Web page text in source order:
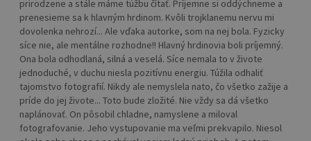
prirodzene a stále máme túžbu čítať. Príjemne si oddýchneme a
prenesieme sa k hlavným hrdinom. Kvôli trojklanemu nervu mi
dovolenka nehrozí... Ale vďaka autorke, som na nej bola. Fyzicky
síce nie, ale mentálne rozhodne!! Hlavný hrdinovia boli príjemný.
Ona bola odhodlaná, silná a veselá. Síce nemala to v živote
jednoduché, v duchu niesla pozitívnu energiu. Túžila odhaliť
tajomstvo fotografií. Nikdy ale nemyslela nato, čo všetko zažije a
príde do jej živote... Toto bude zložité. Nie vždy sa dá všetko
naplánovať. On pôsobil chladne, namyslene a miloval
fotografovanie. Jeho vystupovanie ma veľmi prekvapilo. Niesol